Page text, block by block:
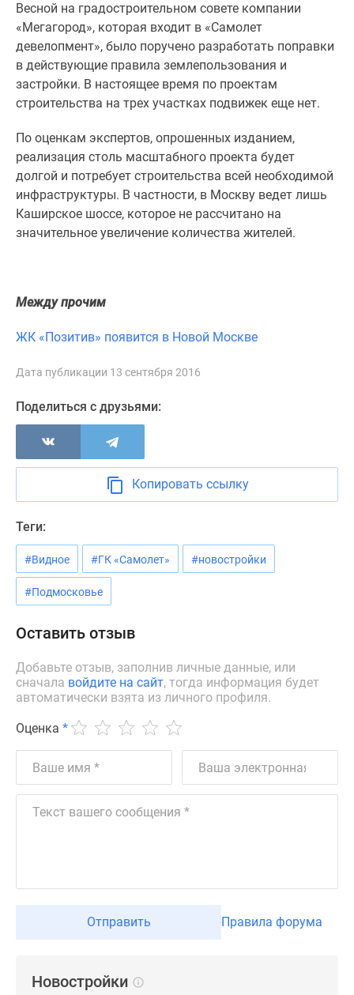
Подмосковья
Студии
комнатные
комнатные
комнатные
Квартиры
карте
Ипотечный
Военная
Банки
программы
Новости
эксперта
Покупателю
Экспертиза
новостроек
Эксперты
проекте
Контакты
Реклама
сайте
Машино-
места
#рассрочка
скидками
Весной на градостроительном совете компании
«Мегагород», которая входит в «Самолет
девелопмент», было поручено разработать поправки
в действующие правила землепользования и
застройки. В настоящее время по проектам
строительства на трех участках подвижек еще нет.
По оценкам экспертов, опрошенных изданием,
реализация столь масштабного проекта будет
долгой и потребует строительства всей необходимой
инфраструктуры. В частности, в Москву ведет лишь
Каширское шоссе, которое не рассчитано на
значительное увеличение количества жителей.
Между прочим
ЖК «Позитив» появится в Новой Москве
Дата публикации 13 сентября 2016
Поделиться с друзьями:
Копировать ссылку
Теги:
#Видное #ГК «Самолет» #новостройки
#Подмосковье
Оставить отзыв
Добавьте отзыв, заполнив личные данные, или
сначала войдите на сайт, тогда информация будет
автоматически взята из личного профиля.
Оценка *
Отправить Правила форума
Новостройки